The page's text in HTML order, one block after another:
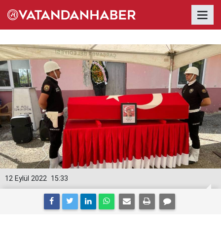
15:33
12 Eylül 2022